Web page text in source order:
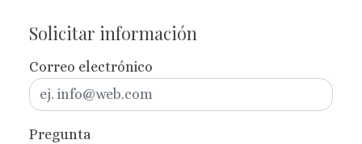
Solicitar información
Correo electrónico
Pregunta